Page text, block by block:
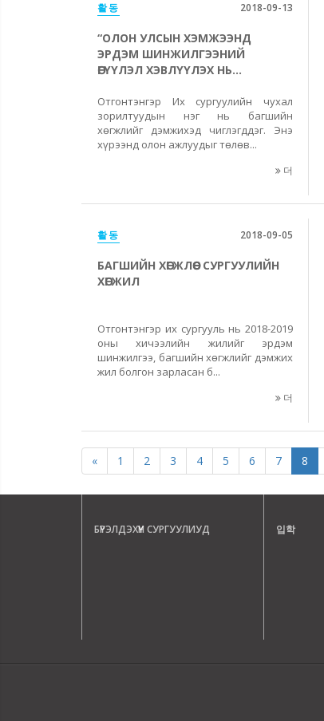
활동 2018-09-13
“ОЛОН УЛСЫН ХЭМЖЭЭНД
ЭРДЭМ ШИНЖИЛГЭЭНИЙ
ӨГҮҮЛЭЛ ХЭВЛҮҮЛЭХ НЬ...
Отгонтэнгэр Их сургуулийн чухал
зорилтуудын нэг нь багшийн
хөгжлийг дэмжихэд чиглэгддэг. Энэ
хүрээнд олон ажлуудыг төлөв...
더
활동 2018-09-05
БАГШИЙН ХӨГЖЛӨӨС СУРГУУЛИЙН
ХӨГЖИЛ
Отгонтэнгэр их сургууль нь 2018-2019
оны хичээлийн жилийг эрдэм
шинжилгээ, багшийн хөгжлийг дэмжих
жил болгон зарласан б...
더
« 1 2 3 4 5 6 7 8
БҮРЭЛДЭХҮҮН СУРГУУЛИУД 입학